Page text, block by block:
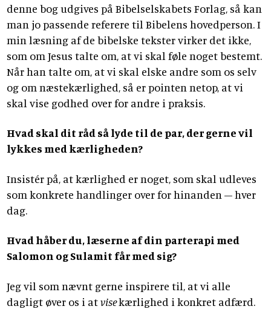
denne bog udgives på Bibelselskabets Forlag, så kan
man jo passende referere til Bibelens hovedperson. I
min læsning af de bibelske tekster virker det ikke,
som om Jesus talte om, at vi skal føle noget bestemt.
Når han talte om, at vi skal elske andre som os selv
og om næstekærlighed, så er pointen netop, at vi
skal vise godhed over for andre i praksis.
Hvad skal dit råd så lyde til de par, der gerne vil
lykkes med kærligheden?
Insistér på, at kærlighed er noget, som skal udleves
som konkrete handlinger over for hinanden – hver
dag.
Hvad håber du, læserne af din parterapi med
Salomon og Sulamit får med sig?
Jeg vil som nævnt gerne inspirere til, at vi alle
dagligt øver os i atvisekærlighed i konkret adfærd.